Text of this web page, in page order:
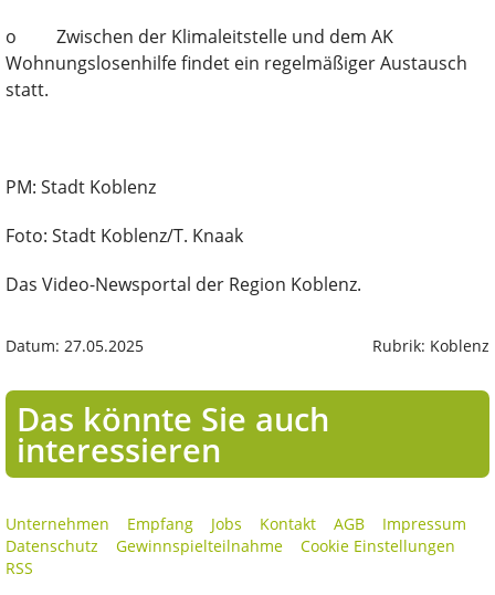
o Zwischen der Klimaleitstelle und dem AK
Wohnungslosenhilfe findet ein regelmäßiger Austausch
statt.
PM: Stadt Koblenz
Foto: Stadt Koblenz/T. Knaak
Das Video-Newsportal der Region Koblenz.
Datum: 27.05.2025 Rubrik: Koblenz
Das könnte Sie auch
interessieren
Unternehmen Empfang Jobs Kontakt AGB
Impressum
Datenschutz
Gewinnspielteilnahme
Cookie Einstellungen
RSS